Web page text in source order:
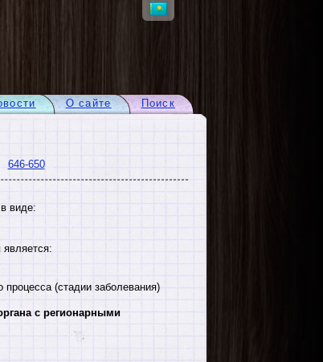
Поиск
О сайте
646-650
виде:
является:
процесса (стадии заболевания)
с регионарными